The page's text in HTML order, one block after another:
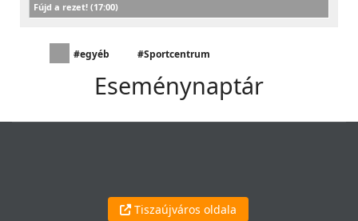
Fújd a rezet! (17:00)
#egyéb #Sportcentrum
Eseménynaptár
Tiszaújváros oldala